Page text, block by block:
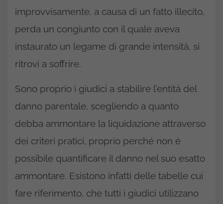
improvvisamente, a causa di un fatto illecito,
perda un congiunto con il quale aveva
instaurato un legame di grande intensità, si
ritrovi a soffrire.
Sono proprio i giudici a stabilire l’entità del
danno parentale, scegliendo a quanto
debba ammontare la liquidazione attraverso
dei criteri pratici, proprio perché non è
possibile quantificare il danno nel suo esatto
ammontare. Esistono infatti delle tabelle cui
fare riferimento, che tutti i giudici utilizzano